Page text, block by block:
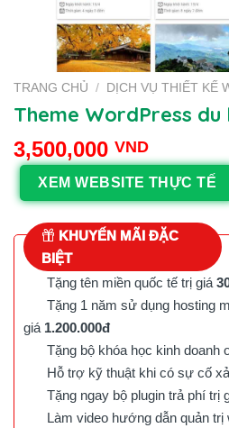
TRANG CHỦ / DỊCH VỤ THIẾT KẾ
Theme WordPress du
3,500,000 VND
XEM WEBSITE THỰC TẾ
KHUYẾN MÃI ĐẶC
BIỆT
Tặng tên miền quốc tế trị giá
Tặng 1 năm sử dụng hosting
giá 1.200.000đ
Tặng bộ khóa học kinh doanh
Hỗ trợ kỹ thuật khi có sự cố
Tặng ngay bộ plugin trả phí trị
Làm video hướng dẫn quản trị